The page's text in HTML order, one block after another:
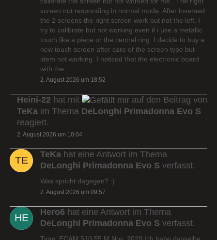
screen not responding in normal mode. After inversed
the 2 screens the right screen work but not the left. I
try to calibrate but not working even if i use a metallic
touch like a piece or the central ring. I decide to buy a
new touch screen after care of the screen type but
idem not working. I noticed that the electronic board
with the…
2. August 2026 um 18:52
Heini-22 hat mit
auf den Beitrag von
TeKa im Thema DeLonghi Primadonna Evo S
reagiert.
2. August 2026 um 10:04
TeKa hat eine Antwort im Thema
DeLonghi Primadonna Evo S verfasst.
Was spricht dagegen? :)
2. August 2026 um 09:57
Hero6 hat eine Antwort im Thema
DeLonghi Primadonna Evo S verfasst.
Type: ECAM 510.55.M Nov. 2020 Ich habe dasselbe